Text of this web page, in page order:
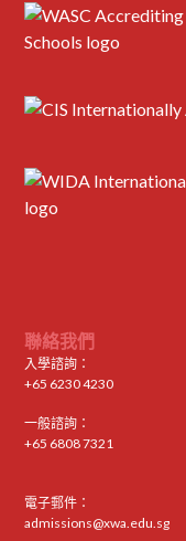
聯絡我們
入學諮詢：
+65 6230 4230
一般諮詢：
+65 6808 7321
電子郵件：
admissions@xwa.edu.sg